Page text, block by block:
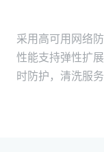
采用高可用网络
性能支持弹性扩
时防护，清洗服